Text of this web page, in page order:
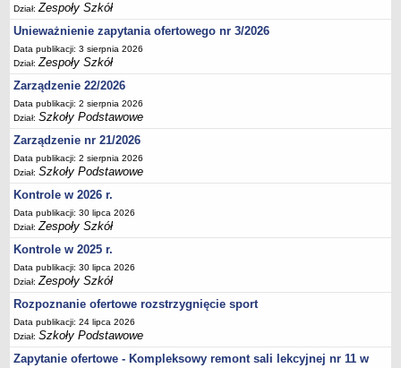
Zarządzenia
Kontrole
Rejestry, ewidencje, archiwa
Sprawozdania
Deklaracja dostępności
PORADNIE PSYCHOLOGICZNO-PEDAGOGICZNE
Zespół Poradni
BIURO FINANSÓW OŚWIATY
Dane podstawowe
Statut
Majątek
Godziny dyżurów
Ogłoszenia
Zarządzenia
Rejestry, ewidencje, archiwa
Kontrole
Dział:Zespoły Szkół
Unieważnienie zapytania ofertowego nr 3/2026
Data publikacji: 3 sierpnia 2026
Dział:Zespoły Szkół
Zarządzenie 22/2026
Data publikacji: 2 sierpnia 2026
Dział:Szkoły Podstawowe
Zarządzenie nr 21/2026
Data publikacji: 2 sierpnia 2026
Dział:Szkoły Podstawowe
Kontrole w 2026 r.
Data publikacji: 30 lipca 2026
Dział:Zespoły Szkół
Kontrole w 2025 r.
Data publikacji: 30 lipca 2026
Dział:Zespoły Szkół
Rozpoznanie ofertowe rozstrzygnięcie sport
Data publikacji: 24 lipca 2026
Dział:Szkoły Podstawowe
Zapytanie ofertowe - Kompleksowy remont sali lekcyjnej nr 11 w